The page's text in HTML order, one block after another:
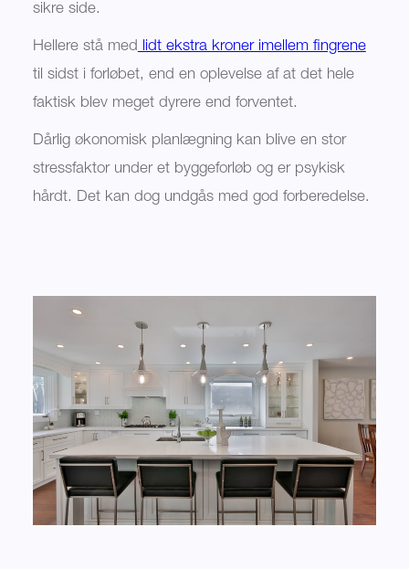
sikre side.
Hellere stå med lidt ekstra kroner imellem fingrene
til sidst i forløbet, end en oplevelse af at det hele
faktisk blev meget dyrere end forventet.
Dårlig økonomisk planlægning kan blive en stor
stressfaktor under et byggeforløb og er psykisk
hårdt. Det kan dog undgås med god forberedelse.